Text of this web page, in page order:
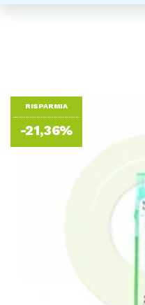
RISPARMIA
-21,36%